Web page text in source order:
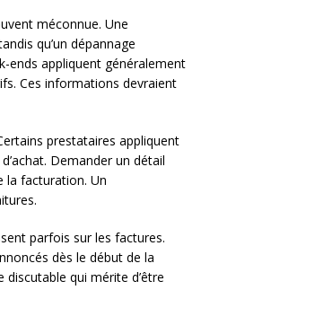
méconnue. Une
qu’un dépannage
ends appliquent généralement
Ces informations devraient
prestataires appliquent
Demander un détail
la facturation. Un
parfois sur les factures.
dès le début de la
qui mérite d’être